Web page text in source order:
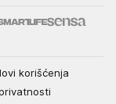
korišćenja